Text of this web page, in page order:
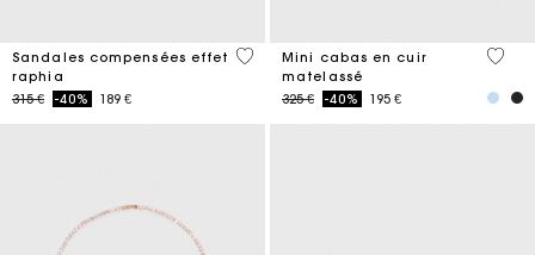
Sandales compensées effet
raphia
Price reduced from
315 €to-40% 189 €
3,5 out of 5 Customer Rating
Mini cabas en cuir
matelassé
Price reduced from
325 €to-40% 195 €
5 out